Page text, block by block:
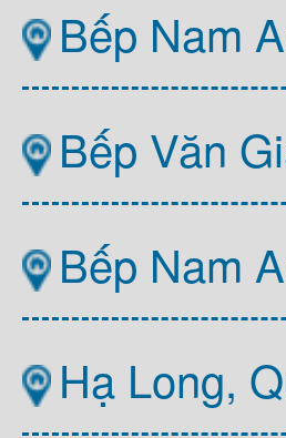
Bếp Nam
Bếp Văn
Bếp Nam
Hạ Long,